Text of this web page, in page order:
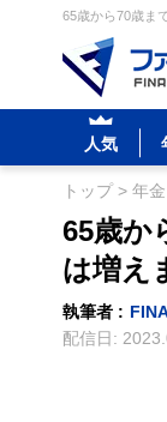
65歳から70歳ま
人気
トップ> 年金
65歳か
は増え
執筆者 :
配信日: